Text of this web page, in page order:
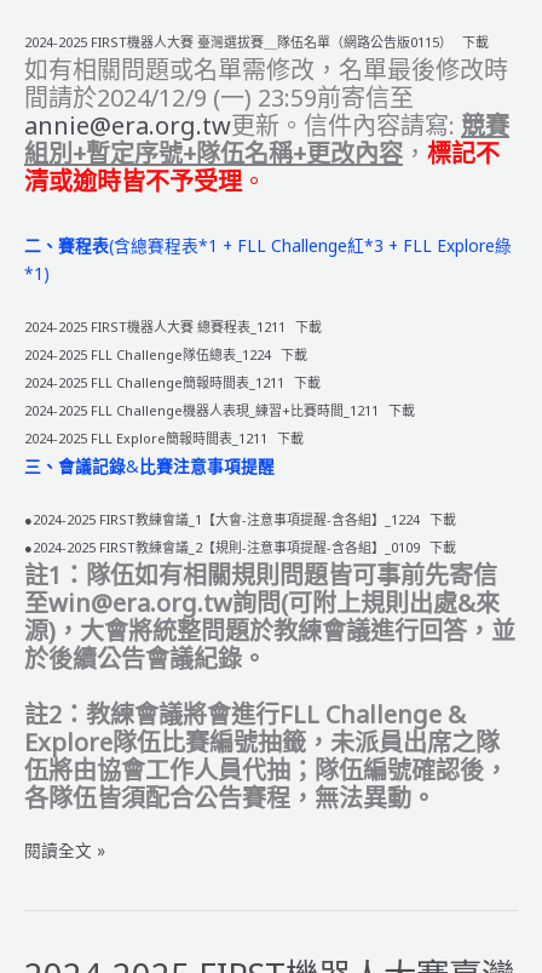
名
單】
2024-2025 FIRST機器人大賽 臺灣選拔賽＿隊伍名單（網路公告版0115） 下載
如有相關問題或名單需修改，名單最後修改時
間請於2024/12/9 (一) 23:59前寄信至
annie@era.org.tw更新。信件內容請寫: 競賽
組別+暫定序號+隊伍名稱+更改內容 ， 標記不
清或逾時皆不予受理。
二、賽程表(含總賽程表*1 + FLL Challenge紅*3 + FLL Explore綠
*1)
2024-2025 FIRST機器人大賽 總賽程表_1211
下載
2024-2025 FLL Challenge隊伍總表_1224 下載
2024-2025 FLL Challenge簡報時間表_1211
下載
2024-2025 FLL Challenge機器人表現_練習+比賽時間_1211
下載
2024-2025 FLL Explore簡報時間表_1211
下載
三、會議記錄&比賽注意事項提醒
●2024-2025 FIRST教練會議_1【大會-注意事項提醒-含各組】_1224 下載
●2024-2025 FIRST教練會議_2【規則-注意事項提醒-含各組】_0109 下載
註1：隊伍如有相關規則問題皆可事前先寄信
至win@era.org.tw詢問(可附上規則出處&來
源)，大會將統整問題於教練會議進行回答，並
於後續公告會議紀錄。
註2：教練會議將會進行FLL Challenge &
Explore隊伍比賽編號抽籤，未派員出席之隊
伍將由協會工作人員代抽；隊伍編號確認後，
各隊伍皆須配合公告賽程，無法異動。
2024-
FIRST
器
閱讀全文 »